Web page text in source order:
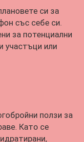
си за
със себе си.
за потенциални
участъци или
ползи за
Като се